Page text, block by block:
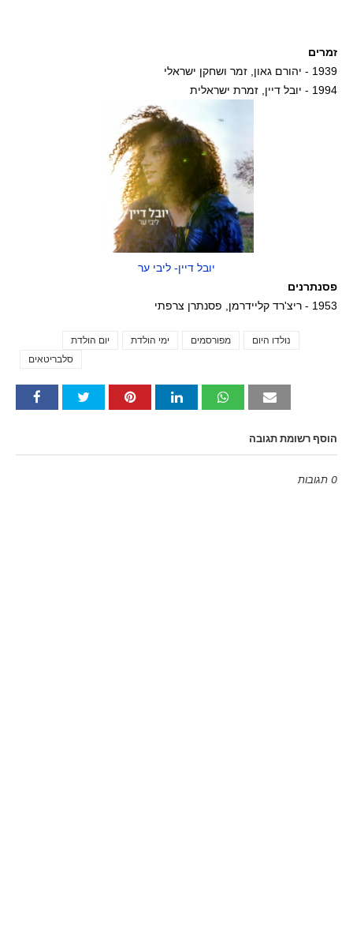
זמרים
1939 - יהורם גאון, זמר ושחקן ישראלי
1994 - יובל דיין, זמרת ישראלית
יובל דיין- ליבי ער
פסנתרנים
1953 - ריצ'רד קליידרמן, פסנתרן צרפתי
יום הולדת ימי הולדת מפורסמים
נולדו היום
סלבריטאים
הוסף רשומת תגובה
0 תגובות